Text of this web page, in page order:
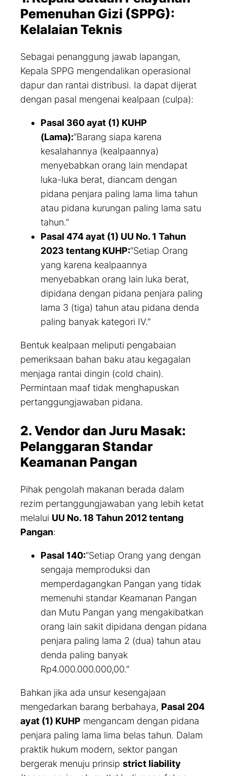
Pemenuhan Gizi (SPPG):
Kelalaian Teknis
Sebagai penanggung jawab lapangan,
Kepala SPPG mengendalikan operasional
dapur dan rantai distribusi. Ia dapat dijerat
dengan pasal mengenai kealpaan (culpa):
Pasal 360 ayat (1) KUHP
(Lama):“Barang siapa karena
kesalahannya (kealpaannya)
menyebabkan orang lain mendapat
luka-luka berat, diancam dengan
pidana penjara paling lama lima tahun
atau pidana kurungan paling lama satu
tahun.”
Pasal 474 ayat (1) UU No. 1 Tahun
2023 tentang KUHP:“Setiap Orang
yang karena kealpaannya
menyebabkan orang lain luka berat,
dipidana dengan pidana penjara paling
lama 3 (tiga) tahun atau pidana denda
paling banyak kategori IV.”
Bentuk kealpaan meliputi pengabaian
pemeriksaan bahan baku atau kegagalan
menjaga rantai dingin (cold chain).
Permintaan maaf tidak menghapuskan
pertanggungjawaban pidana.
2. Vendor dan Juru Masak:
Pelanggaran Standar
Keamanan Pangan
Pihak pengolah makanan berada dalam
rezim pertanggungjawaban yang lebih ketat
melalui UU No. 18 Tahun 2012 tentang
Pangan:
Pasal 140:“Setiap Orang yang dengan
sengaja memproduksi dan
memperdagangkan Pangan yang tidak
memenuhi standar Keamanan Pangan
dan Mutu Pangan yang mengakibatkan
orang lain sakit dipidana dengan pidana
penjara paling lama 2 (dua) tahun atau
denda paling banyak
Rp4.000.000.000,00.”
Bahkan jika ada unsur kesengajaan
mengedarkan barang berbahaya, Pasal 204
ayat (1) KUHP mengancam dengan pidana
penjara paling lama lima belas tahun. Dalam
praktik hukum modern, sektor pangan
bergerak menuju prinsip strict liability